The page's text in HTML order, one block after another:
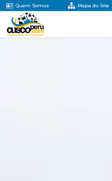
Quem Somos Mapa do Site